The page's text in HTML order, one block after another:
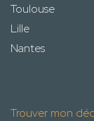
Toulouse
Lille
Nantes
Trouver mon